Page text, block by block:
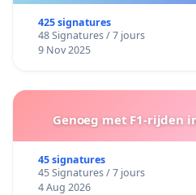
425 signatures
48 Signatures / 7 jours
9 Nov 2025
Genoeg met F1-rijden
45 signatures
45 Signatures / 7 jours
4 Aug 2026